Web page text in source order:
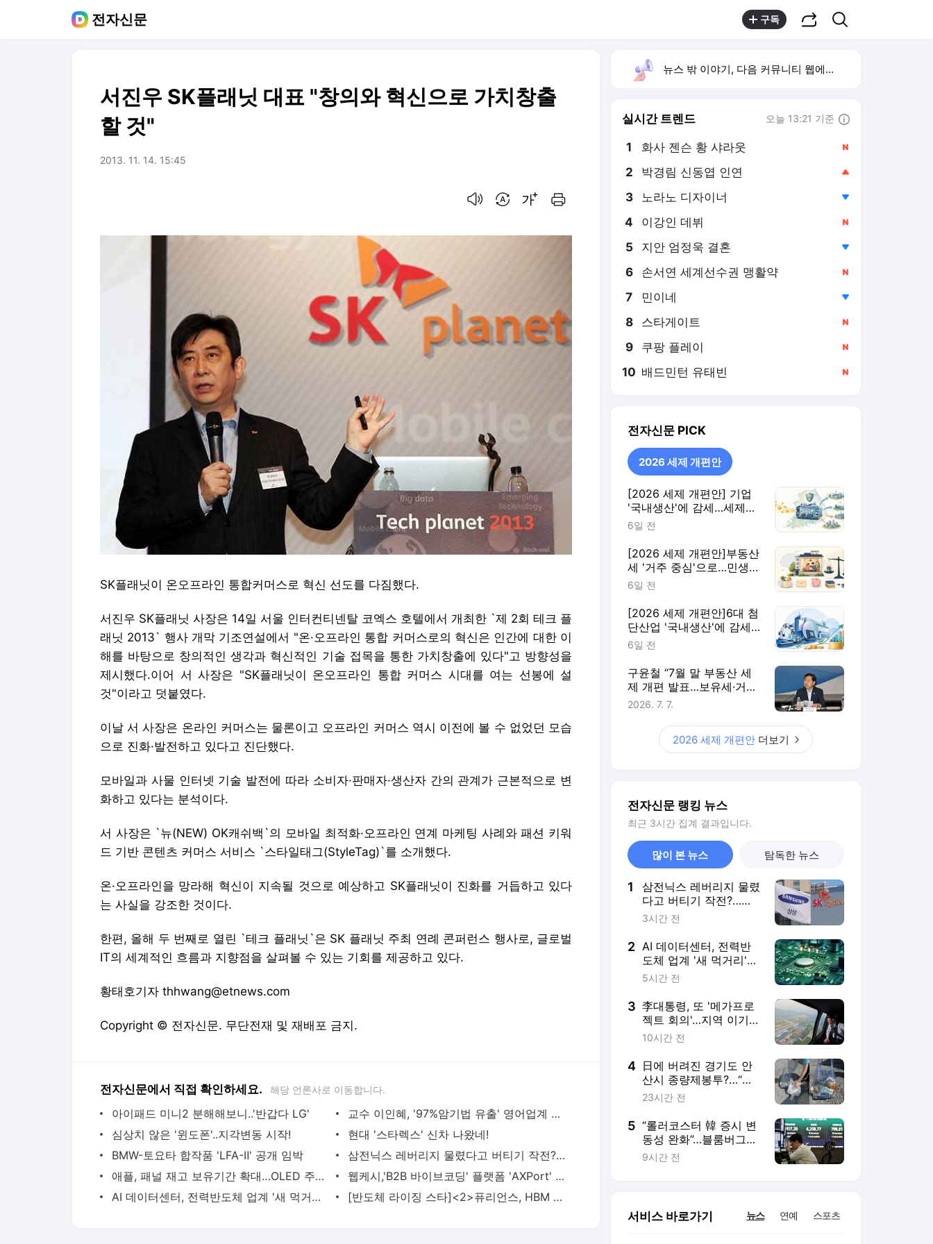
전자신문 구독
서진우 SK플래닛 대표 "창의와 혁신으로 가치창출
할 것"
2013. 11. 14. 15:45
SK플래닛이 온오프라인 통합커머스로 혁신 선도를 다짐했다.
서진우 SK플래닛 사장은 14일 서울 인터컨티넨탈 코엑스 호텔에서 개최한 `제 2회 테크 플
래닛 2013` 행사 개막 기조연설에서 "온·오프라인 통합 커머스로의 혁신은 인간에 대한 이
해를 바탕으로 창의적인 생각과 혁신적인 기술 접목을 통한 가치창출에 있다"고 방향성을
제시했다.이어 서 사장은 "SK플래닛이 온오프라인 통합 커머스 시대를 여는 선봉에 설
것"이라고 덧붙였다.
이날 서 사장은 온라인 커머스는 물론이고 오프라인 커머스 역시 이전에 볼 수 없었던 모습
으로 진화·발전하고 있다고 진단했다.
모바일과 사물 인터넷 기술 발전에 따라 소비자·판매자·생산자 간의 관계가 근본적으로 변
화하고 있다는 분석이다.
서 사장은 `뉴(NEW) OK캐쉬백`의 모바일 최적화·오프라인 연계 마케팅 사례와 패션 키워
드 기반 콘텐츠 커머스 서비스 `스타일태그(StyleTag)`를 소개했다.
온·오프라인을 망라해 혁신이 지속될 것으로 예상하고 SK플래닛이 진화를 거듭하고 있다
는 사실을 강조한 것이다.
한편, 올해 두 번째로 열린 `테크 플래닛`은 SK 플래닛 주최 연례 콘퍼런스 행사로, 글로벌
IT의 세계적인 흐름과 지향점을 살펴볼 수 있는 기회를 제공하고 있다.
황태호기자 thhwang@etnews.com
Copyright © 전자신문. 무단전재 및 재배포 금지.
전자신문에서 직접 확인하세요. 해당 언론사로 이동합니다.
아이패드 미니2 분해해보니..'반갑다 LG'
교수 이인혜, '97%암기법 유출' 영어업계 충격!
심상치 않은 '윈도폰'..지각변동 시작!
현대 '스타렉스' 신차 나왔네!
BMW-토요타 합작품 'LFA-Ⅱ' 공개 임박
삼전닉스 레버리지 물렸다고 버티기 작전?…원금회복 하겠다고 감정 매매?
애플, 패널 재고 보유기간 확대…OLED 주문량 늘었다
웹케시,'B2B 바이브코딩' 플랫폼 'AXPort' 출시…AX 시장 본격 공략
AI 데이터센터, 전력반도체 업계 '새 먹거리' 급부상
[반도체 라이징 스타]<2>퓨리언스, HBM 공정 수율 높이는 포스트 CMP 세정 솔루션 고도화
뉴스 밖 이야기, 다음 커뮤니티 웹에서 보기
실시간 트렌드 오늘 13:21 기준
1 화사 젠슨 황 샤라웃
2 박경림 신동엽 인연
3 노라노 디자이너
4 이강인 데뷔
5 지안 엄정욱 결혼
6 손서연 세계선수권 맹활약
7 민이네
8 스타게이트
9 쿠팡 플레이
10 배드민턴 유태빈
전자신문 PICK
2026 세제 개편안
[2026 세제 개편안] 기업
'국내생산'에 감세…세제로
산업·자금 지방행 유도
6일 전
[2026 세제 개편안]부동산
세 '거주 중심'으로…민생
지원 확대·세제 혜택 115개
6일 전
[2026 세제 개편안]6대 첨
단산업 '국내생산'에 감세…
핵심부품 생산량에 따라 지
6일 전
구윤철 “7월 말 부동산 세
제 개편 발표…보유세·거래
세 균형 검토”
2026. 7. 7.
2026 세제 개편안 더보기
전자신문 랭킹 뉴스
최근 3시간 집계 결과입니다.
많이 본 뉴스 탐독한 뉴스
1
삼전닉스 레버리지 물렸
다고 버티기 작전?…원
금회복 하겠다고 감정
3시간 전
2 AI 데이터센터, 전력반
도체 업계 '새 먹거리'
급부상
5시간 전
3 李대통령, 또 '메가프로
젝트 회의'…지역 이기주
의·주 52시간제 해법 주
10시간 전
4 日에 버려진 경기도 안
산시 종량제봉투?…“대
부분 한글 쓰레기, 세계
23시간 전
5 “롤러코스터 韓 증시 변
동성 완화”…블룸버그가
반응한 반전 신호
9시간 전
서비스 바로가기 뉴스 연예 스포츠